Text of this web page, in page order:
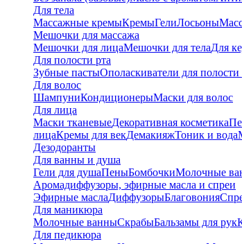
Для тела
Массажные кремыКремыГелиЛосьоны
Мешочки для массажа
Мешочки для лицаМешочки для телаДля
Для полости рта
Зубные пастыОполаскиватели для полости
Для волос
ШампуниКондиционерыМаски для волос
Для лица
Маски тканевыеДекоративная косметика
лицаКремы для векДемакияжТоник и вода
Дезодоранты
Для ванны и душа
Гели для душаПеныБомбочкиМолочные
Аромадиффузоры, эфирные масла и спреи
Эфирные маслаДиффузорыБлаговония
Для маникюра
Молочные ванныСкрабыБальзамы для рук
Для педикюра